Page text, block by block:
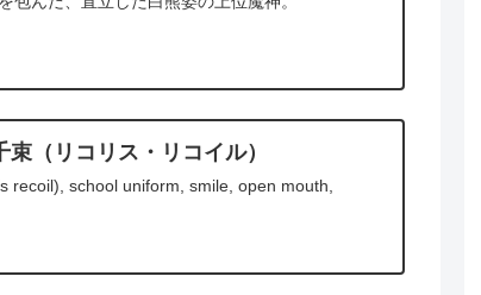
（リコリス・リコイル）
recoil), school uniform, smile, open mouth,